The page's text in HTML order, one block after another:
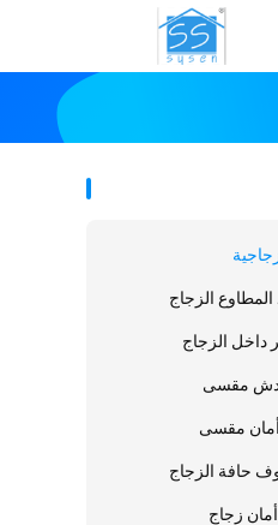
المطاوع الزجاج
داخل الزجاج
دش مقسى
مقسى
حافة الزجاج
زجاج